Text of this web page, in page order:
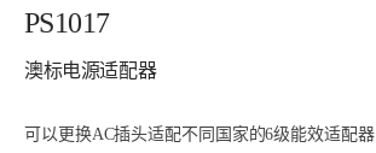
PS1017
澳标电源适配器
可以更换AC插头适配不同国家的6级能效适配器